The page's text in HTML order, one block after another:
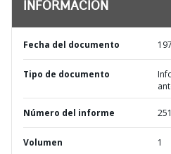
INFORMACIÓN
Fecha del documento
Tipo de documento
Número del informe
Volumen 1